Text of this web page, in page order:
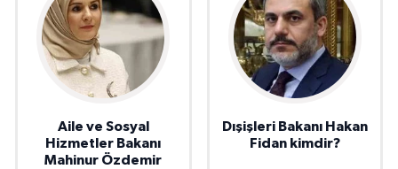
Aile ve Sosyal
Hizmetler Bakanı
Mahinur Özdemir
Dışişleri Bakanı Hakan
Fidan kimdir?